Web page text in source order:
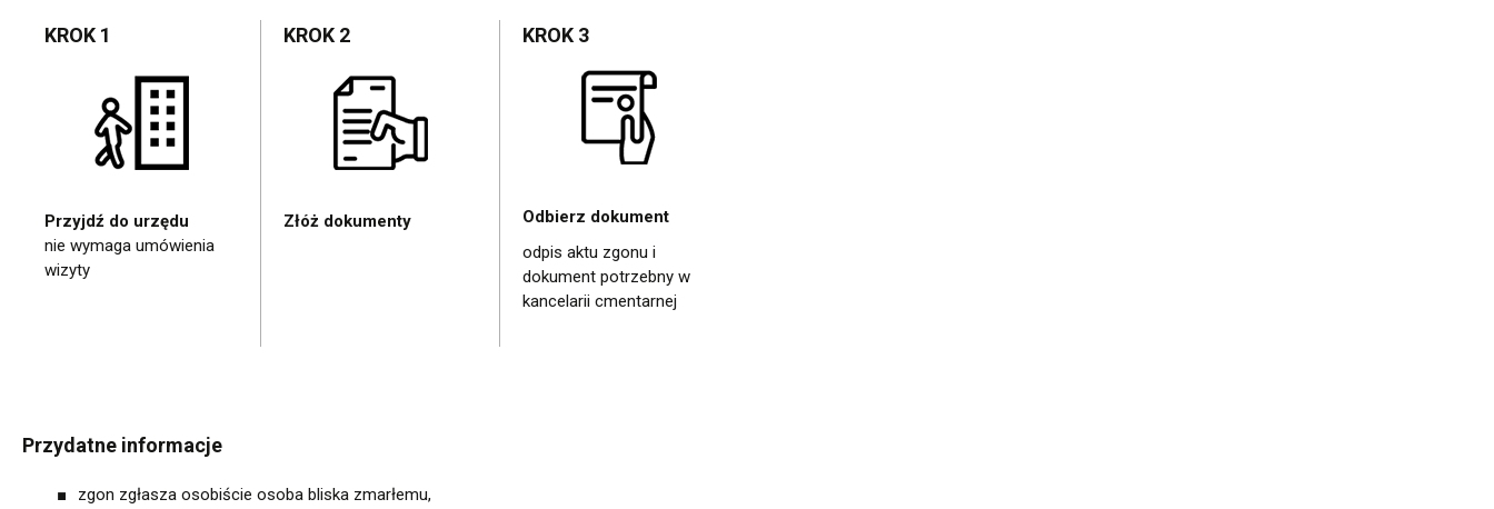
KROK 1
Przyjdź do urzędu
nie wymaga umówienia
wizyty
KROK 2
Złóż dokumenty
KROK 3
Odbierz dokument
odpis aktu zgonu i
dokument potrzebny w
kancelarii cmentarnej
Przydatne informacje
zgon zgłasza osobiście osoba bliska zmarłemu,